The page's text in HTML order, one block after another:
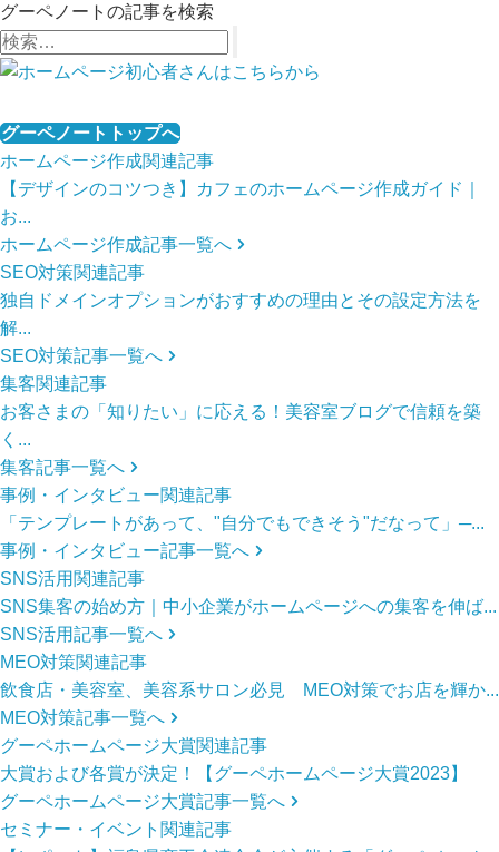
稿
の
ペ
ジ
送
り
グーペノートの記事を検索
グーペノートトップへ
ホームページ作成関連記事
【デザインのコツつき】カフェのホームページ作成ガイド｜
お...
ホームページ作成記事一覧へ
SEO対策関連記事
独自ドメインオプションがおすすめの理由とその設定方法を
解...
SEO対策記事一覧へ
集客関連記事
お客さまの「知りたい」に応える！美容室ブログで信頼を築
く...
集客記事一覧へ
事例・インタビュー関連記事
「テンプレートがあって、"自分でもできそう"だなって」─...
事例・インタビュー記事一覧へ
SNS活用関連記事
SNS集客の始め方｜中小企業がホームページへの集客を伸ば...
SNS活用記事一覧へ
MEO対策関連記事
飲食店・美容室、美容系サロン必見 MEO対策でお店を輝か...
MEO対策記事一覧へ
グーペホームページ大賞関連記事
大賞および各賞が決定！【グーペホームページ大賞2023】
グーペホームページ大賞記事一覧へ
セミナー・イベント関連記事